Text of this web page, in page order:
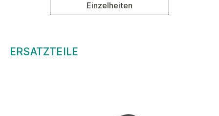
Einzelheiten
ERSATZTEILE